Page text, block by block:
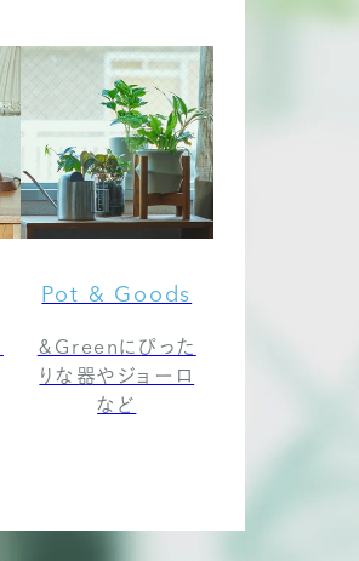
Pot & Goods
＆Greenにぴった
りな器やジョーロ
など